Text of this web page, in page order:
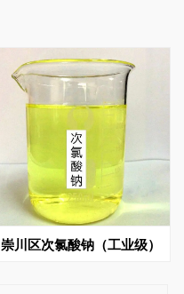
崇川区次氯酸钠（工业级）